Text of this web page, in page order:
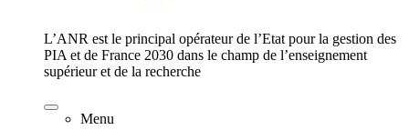
L’ANR est le principal opérateur de l’Etat pour la gestion des
PIA et de France 2030 dans le champ de l’enseignement
supérieur et de la recherche
Menu